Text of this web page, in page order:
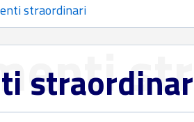
straordinari